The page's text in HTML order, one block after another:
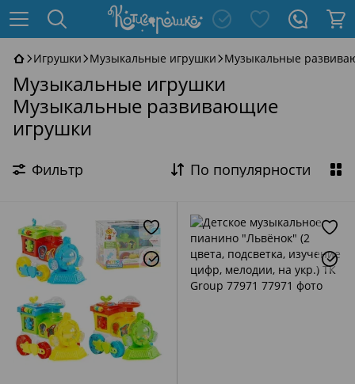
Игрушки Музыкальные игрушки Музыкальные
Музыкальные игрушки
Музыкальные развивающие
игрушки
Фильтр По популярности